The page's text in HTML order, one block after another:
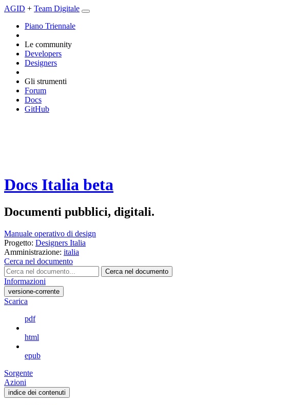
AGID + Team Digitale
Piano Triennale
Le community
Developers
Designers
Gli strumenti
Forum
Docs
GitHub
Docs Italia beta
Documenti pubblici, digitali.
Manuale operativo di design
Progetto: Designers Italia
Amministrazione: italia
Cerca nel documento
Cerca nel documento
Informazioni
versione-corrente
Scarica
pdf
html
epub
Sorgente
Azioni
indice dei contenuti